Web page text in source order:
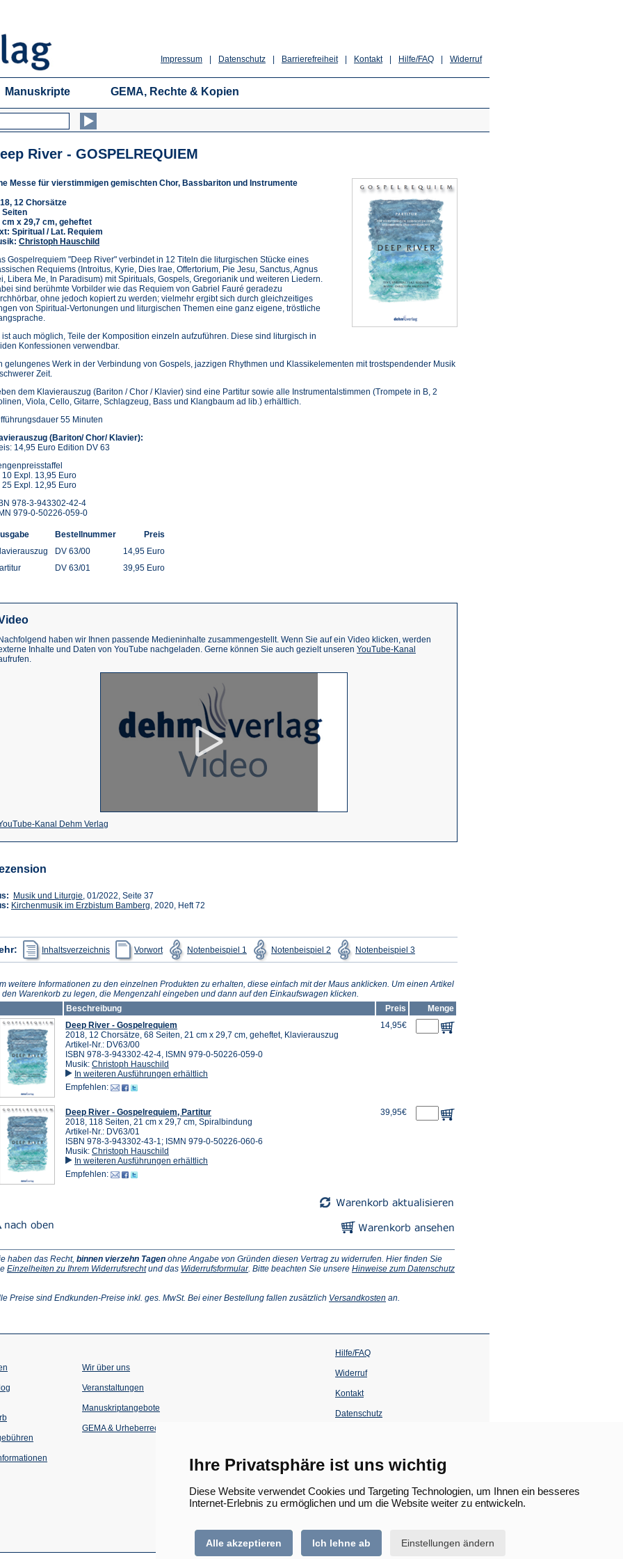
Ihre Privatsphäre ist uns wichtig
Diese Website verwendet Cookies und Targeting Technologien, um Ihnen ein besseres
Internet-Erlebnis zu ermöglichen und um die Website weiter zu entwickeln.
Alle akzeptieren Ich lehne ab Einstellungen ändern
Widerruf
Hilfe/FAQ
Kontakt
Barrierefreiheit
Datenschutz
Impressum
Manuskripte GEMA, Rechte & Kopien
River - GOSPELREQUIEM
Messe für vierstimmigen gemischten Chor, Bassbariton und Instrumente
12 Chorsätze
Seiten
cm x 29,7 cm, geheftet
Spiritual / Lat. Requiem
Christoph Hauschild
Gospelrequiem "Deep River" verbindet in 12 Titeln die liturgischen Stücke eines
Requiems (Introitus, Kyrie, Dies Irae, Offertorium, Pie Jesu, Sanctus, Agnus
Libera Me, In Paradisum) mit Spirituals, Gospels, Gregorianik und weiteren Liedern.
sind berühmte Vorbilder wie das Requiem von Gabriel Fauré geradezu
ohne jedoch kopiert zu werden; vielmehr ergibt sich durch gleichzeitiges
von Spiritual-Vertonungen und liturgischen Themen eine ganz eigene, tröstliche
ist auch möglich, Teile der Komposition einzeln aufzuführen. Diese sind liturgisch in
Konfessionen verwendbar.
gelungenes Werk in der Verbindung von Gospels, jazzigen Rhythmen und Klassikelementen mit trostspendender Musik
Zeit.
dem Klavierauszug (Bariton / Chor / Klavier) sind eine Partitur sowie alle Instrumentalstimmen (Trompete in B, 2
Viola, Cello, Gitarre, Schlagzeug, Bass und Klangbaum ad lib.) erhältlich.
55 Minuten
(Bariton/ Chor/ Klavier):
14,95 Euro Edition DV 63
10 Expl. 13,95 Euro
25 Expl. 12,95 Euro
978-3-943302-42-4
979-0-50226-059-0
Bestellnummer
Preis
DV 63/00
14,95 Euro
DV 63/01 39,95 Euro
Nachfolgend haben wir Ihnen passende Medieninhalte zusammengestellt. Wenn Sie auf ein Video klicken, werden
Inhalte und Daten von YouTube nachgeladen. Gerne können Sie auch gezielt unseren YouTube-Kanal
Kanal Dehm Verlag
in
Tab)
Musik und Liturgie (Öffnet
in
, 01/2022, Seite 37
Kirchenmusik im Erzbistum Bamberg (Öffnet
, 2020, Heft 72
Inhaltsverzeichnis
(Öffnet
in
einem
Tab)
Vorwort
(Öffnet
in
einem
Tab)
Notenbeispiel 1
(Öffnet
in
einem
Tab)
Notenbeispiel 2
(Öffnet
in
einem
Tab)
Notenbeispiel 3in
einem
Tab)
weitere Informationen zu den einzelnen Produkten zu erhalten, diese einfach mit der Maus anklicken. Um einen Artikel
den Warenkorb zu legen, die Mengenzahl eingeben und dann auf den Einkaufswagen klicken.
Beschreibung
Preis
Menge
Deep River - Gospelrequiem
2018, 12 Chorsätze, 68 Seiten, 21 cm x 29,7 cm, geheftet, Klavierauszug
Artikel-Nr.: DV63/00
ISBN 978-3-943302-42-4, ISMN 979-0-50226-059-0
Musik: Christoph Hauschild
In weiteren Ausführungen erhältlich
Empfehlen:
14,95€
Deep River - Gospelrequiem, Partitur
2018, 118 Seiten, 21 cm x 29,7 cm, Spiralbindung
Artikel-Nr.: DV63/01
ISBN 978-3-943302-43-1; ISMN 979-0-50226-060-6
Musik: Christoph Hauschild
In weiteren Ausführungen erhältlich
Empfehlen:
39,95€
haben das Recht, binnen vierzehn Tagen ohne Angabe von Gründen diesen Vertrag zu widerrufen. Hier finden Sie
Einzelheiten zu Ihrem Widerrufsrecht(Öffnet
neuen
und das Widerrufsformular(Öffnet
neuen
. Bitte beachten Sie unsere Hinweise zum Datenschutz
Preise sind Endkunden-Preise inkl. ges. MwSt. Bei einer Bestellung fallen zusätzlich Versandkosten (Öffnet
Tab)
an.
Wir über uns
Veranstaltungen
einem
Tab)
Manuskriptangebote
GEMA & Urheberrecht
Hilfe/FAQ
Widerruf
Kontakt
Datenschutz
einem
neuen